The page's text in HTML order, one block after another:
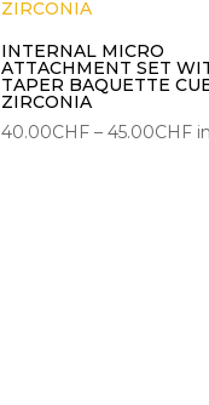
INTERNAL MICRO
ATTACHMENT SET
TAPER BAQUETTE
ZIRCONIA
40.00CHF –45.00CHF